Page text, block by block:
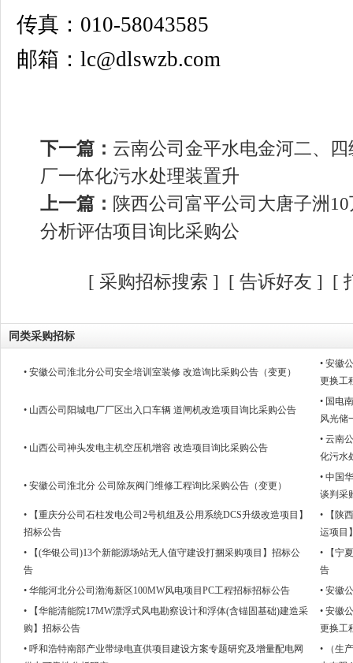
传真：010-58043585
邮箱：lc@dlswzb.com
下一篇： 云南公司金平水电金河二、
厂一体化污水处理装置升
上一篇： 陕西公司富平公司大唐子洲
分析评估项目询比采购公
[ 采购招标搜索 ] [ 告诉好友 ] [
同类采购招标
• 安徽公司淮北分公司安全培训室装修 改造询比采购公告（变更）
• 安徽
更换工
• 山西公司阳城电厂厂区出入口车辆 道闸机改造项目询比采购公告
• 国电
风光储
• 山西公司神头发电主机空压机增容 改造项目询比采购公告
• 云南
化污水
• 安徽公司淮北分 公司除灰阀门维修工程询比采购公告（变更）
• 中国
谈判采
• 【重庆分公司石柱发电公司2号机组及公用系统DCS升级改造项目】
招标公告
• 【陕
运项目
• 【(华银公司)13个新能源场站无人值守建设打捆采购项目】招标公
告
• 【宁
告
• 华能河北分公司渤海新区100MW风电项目PC工程招标招标公告
• 安徽
• 【华能清能院17MW漂浮式风电勘察设计和浮体(含锚固基础)建造采
购】招标公告
• 安徽
更换工
• 呼和浩特南部产业带绿电直供项目建设方案专题研究及增量配电网
• （生